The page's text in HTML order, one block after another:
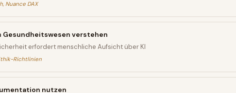
Nuance DAX
Gesundheitswesen verstehen
erfordert menschliche Aufsicht über KI
Richtlinien
nutzen